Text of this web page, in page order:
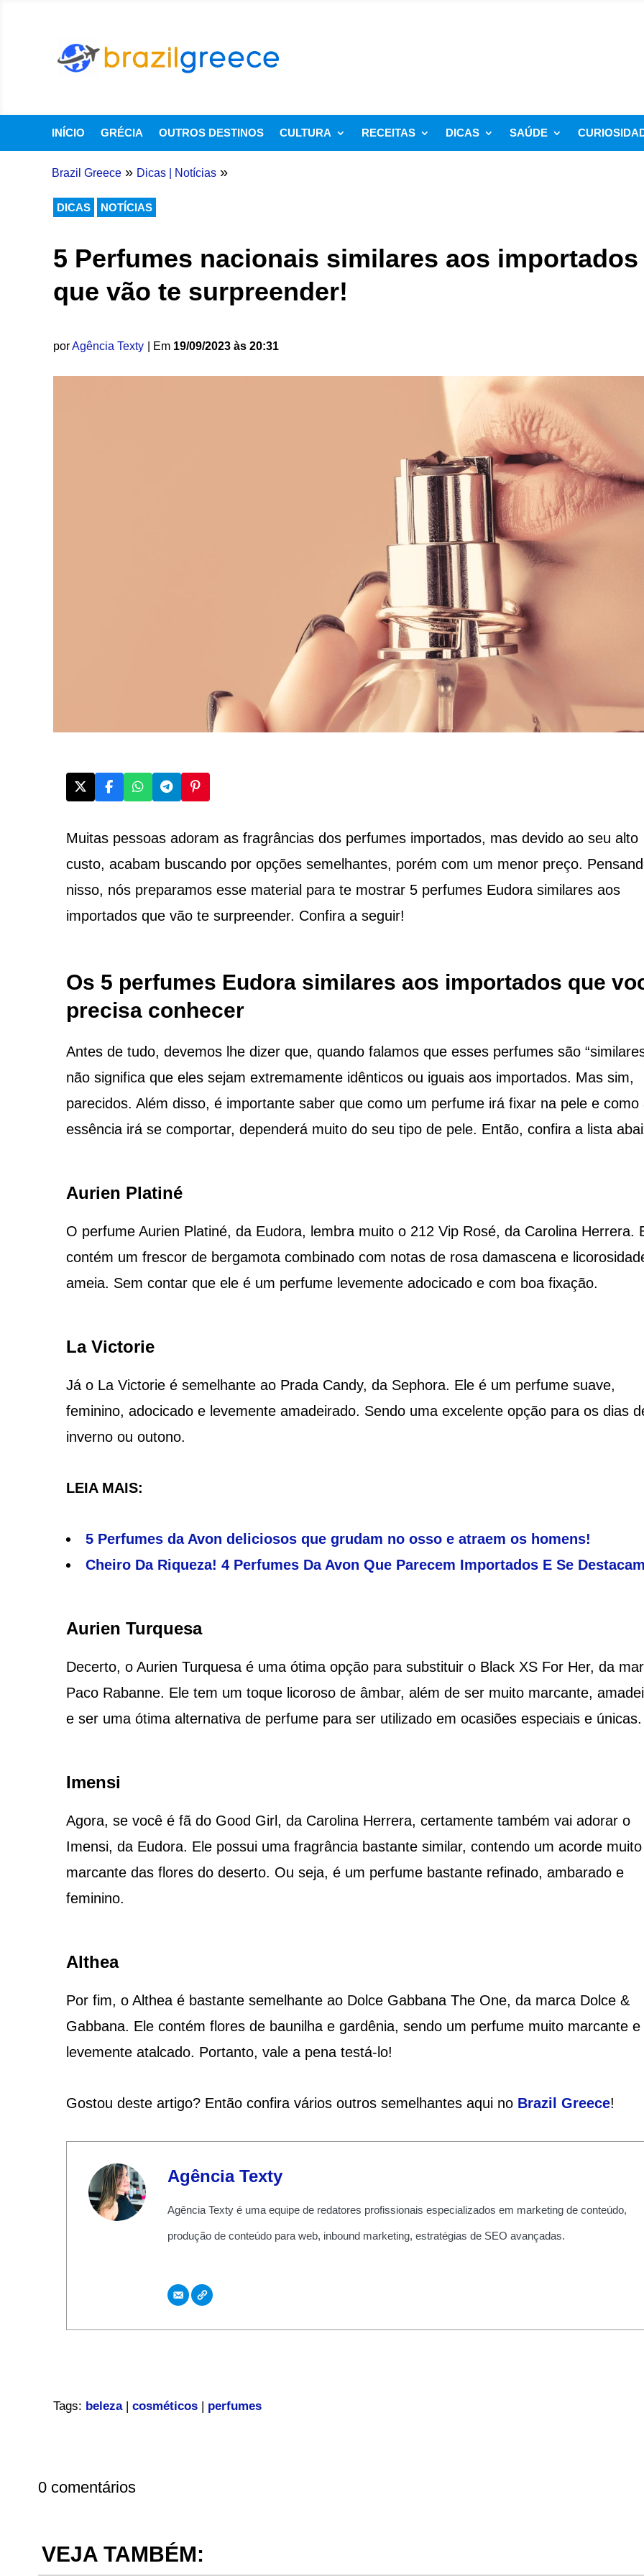
INÍCIO GRÉCIA OUTROS DESTINOS CULTURA RECEITAS DICAS SAÚDE
Brazil Greece » Dicas| Notícias »
DICAS NOTÍCIAS
5 Perfumes nacionais similares aos importados
que vão te surpreender!
porAgência Texty | Em 19/09/2023 às 20:31
Muitas pessoas adoram as fragrâncias dos perfumes importados, mas devido ao seu alto
custo, acabam buscando por opções semelhantes, porém com um menor preço.
nisso, nós preparamos esse material para te mostrar 5 perfumes Eudora similares aos
importados que vão te surpreender. Confira a seguir!
Os 5 perfumes Eudora similares aos importados que
precisa conhecer
Antes de tudo, devemos lhe dizer que, quando falamos que esses perfumes são
não significa que eles sejam extremamente idênticos ou iguais aos importados. Mas sim,
parecidos. Além disso, é importante saber que como um perfume irá fixar na pele e como
essência irá se comportar, dependerá muito do seu tipo de pele. Então, confira a lista
Aurien Platiné
O perfume Aurien Platiné, da Eudora, lembra muito o 212 Vip Rosé, da Carolina Herrera.
contém um frescor de bergamota combinado com notas de rosa damascena e
ameia. Sem contar que ele é um perfume levemente adocicado e com boa fixação.
La Victorie
Já o La Victorie é semelhante ao Prada Candy, da Sephora. Ele é um perfume suave,
feminino, adocicado e levemente amadeirado. Sendo uma excelente opção para os dias
inverno ou outono.
LEIA MAIS:
5 Perfumes da Avon deliciosos que grudam no osso e atraem os homens!
Cheiro Da Riqueza! 4 Perfumes Da Avon Que Parecem Importados E Se
Aurien Turquesa
Decerto, o Aurien Turquesa é uma ótima opção para substituir o Black XS For Her, da
Paco Rabanne. Ele tem um toque licoroso de âmbar, além de ser muito marcante,
e ser uma ótima alternativa de perfume para ser utilizado em ocasiões especiais e únicas.
Imensi
Agora, se você é fã do Good Girl, da Carolina Herrera, certamente também vai adorar o
Imensi, da Eudora. Ele possui uma fragrância bastante similar, contendo um acorde muito
marcante das flores do deserto. Ou seja, é um perfume bastante refinado, ambarado e
feminino.
Althea
Por fim, o Althea é bastante semelhante ao Dolce Gabbana The One, da marca Dolce &
Gabbana. Ele contém flores de baunilha e gardênia, sendo um perfume muito marcante e
levemente atalcado. Portanto, vale a pena testá-lo!
Gostou deste artigo? Então confira vários outros semelhantes aqui no Brazil Greece!
Agência Texty
Agência Texty é uma equipe de redatores profissionais especializados em marketing de conteúdo,
produção de conteúdo para web, inbound marketing, estratégias de SEO avançadas.
Tags: beleza| cosméticos| perfumes
0 comentários
VEJA TAMBÉM: